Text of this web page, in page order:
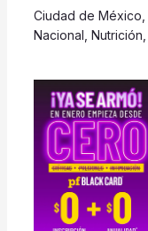
Ciudad de México
Nacional Nutrición